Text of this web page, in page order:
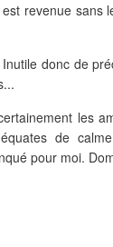
revenue sans
donc de
les
de
pour moi.